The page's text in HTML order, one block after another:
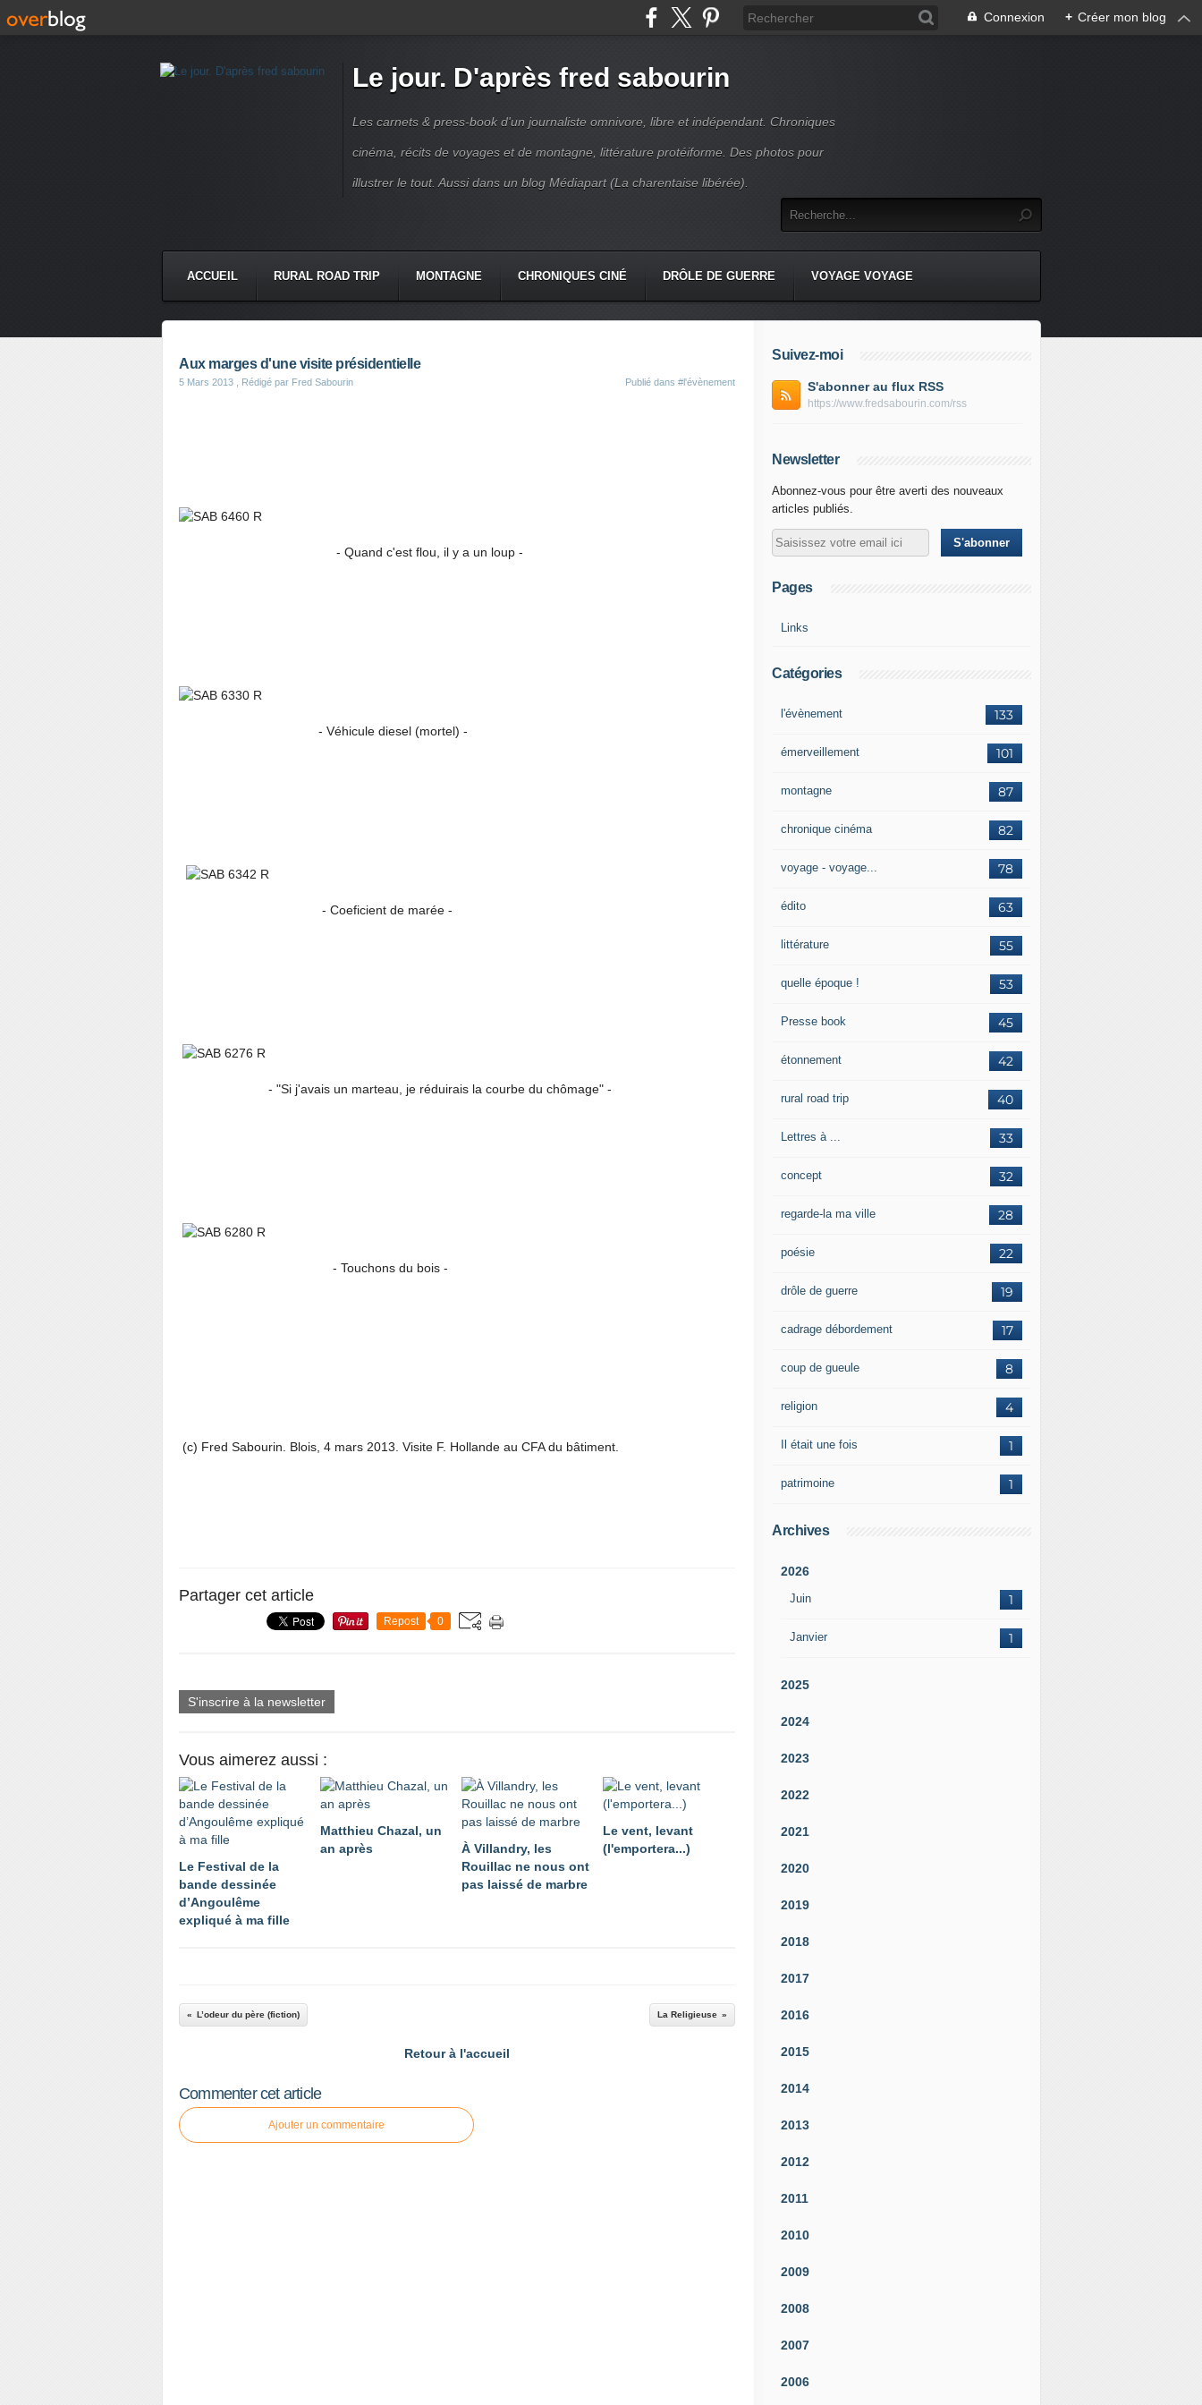
Connexion + Créer mon blog
Le jour. D'après fred sabourin
Les carnets & press-book d'un journaliste omnivore, libre et indépendant. Chroniques
cinéma, récits de voyages et de montagne, littérature protéiforme. Des photos pour
illustrer le tout. Aussi dans un blog Médiapart (La charentaise libérée).
ACCUEIL RURAL ROAD TRIP MONTAGNE CHRONIQUES CINÉ DRÔLE DE GUERRE VOYAGE VOYAGE
Aux marges d'une visite présidentielle
5 Mars 2013 , Rédigé par Fred Sabourin Publié dans #l'évènement
- Quand c'est flou, il y a un loup -
- Véhicule diesel (mortel) -
- Coeficient de marée -
- "Si j'avais un marteau, je réduirais la courbe du chômage" -
- Touchons du bois -
(c) Fred Sabourin. Blois, 4 mars 2013. Visite F. Hollande au CFA du bâtiment.
Partager cet article
Repost 0
S'inscrire à la newsletter
Vous aimerez aussi :
Le Festival de la
bande dessinée
d’Angoulême
expliqué à ma fille
Matthieu Chazal, un
an après
À Villandry, les
Rouillac ne nous ont
pas laissé de marbre
Le vent, levant
(l'emportera...)
L’odeur du père (fiction) La Religieuse
Retour à l'accueil
Commenter cet article
Ajouter un commentaire
Suivez-moi
S'abonner au flux RSS
https://www.fredsabourin.com/rss
Newsletter
Abonnez-vous pour être averti des nouveaux
articles publiés.
Pages
Links
Catégories
133
l'évènement
101
émerveillement
87
montagne
82
chronique cinéma
78
voyage - voyage...
63
édito
55
littérature
53
quelle époque !
45
Presse book
42
étonnement
40
rural road trip
33
Lettres à ...
32
concept
28
regarde-la ma ville
22
poésie
19
drôle de guerre
17
cadrage débordement
8
coup de gueule
4
religion
1
Il était une fois
1
patrimoine
Archives
2026
Juin 1
Janvier 1
2025
2024
2023
2022
2021
2020
2019
2018
2017
2016
2015
2014
2013
2012
2011
2010
2009
2008
2007
2006